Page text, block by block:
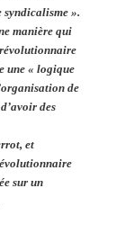
».
manière qui
une « logique
de
des
et
sur un